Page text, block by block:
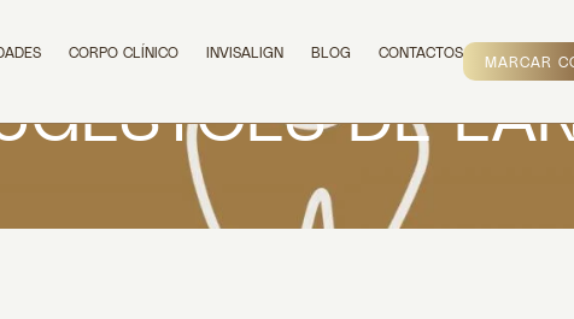
CORPO CLÍNICO INVISALIGN BLOG CONTACTOS
MARCAR
DE